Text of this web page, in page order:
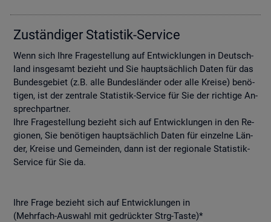
Zu­stän­di­ger Sta­tis­tik-Ser­vice
Wenn sich Ihre Fra­ge­stel­lung auf Ent­wick­lun­gen in Deutsch­
land ins­ge­samt be­zieht und Sie haupt­säch­lich Daten für das
Bun­des­ge­biet (z.B. alle Bun­des­län­der oder alle Krei­se) be­nö­
ti­gen, ist der zen­tra­le Sta­tis­tik-Ser­vice für Sie der rich­ti­ge An­
sprech­part­ner.
Ihre Fra­ge­stel­lung be­zieht sich auf Ent­wick­lun­gen in den Re­
gio­nen, Sie be­nö­ti­gen haupt­säch­lich Daten für ein­zel­ne Län­
der, Krei­se und Ge­mein­den, dann ist der re­gio­na­le Sta­tis­tik-
Ser­vice für Sie da.
Ihre Frage bezieht sich auf Entwicklungen in
(Mehrfach-Auswahl mit gedrückter Strg-Taste)*